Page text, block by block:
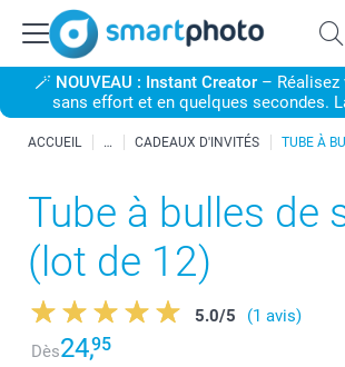
🪄 NOUVEAU : Instant Creator– Réalisez
sans effort et en quelques secondes.
ACCUEIL CADEAUX D'INVITÉS TUBE À
Tube à bulles de
(lot de 12)
5.0/5
(1 avis)
Dès24,95